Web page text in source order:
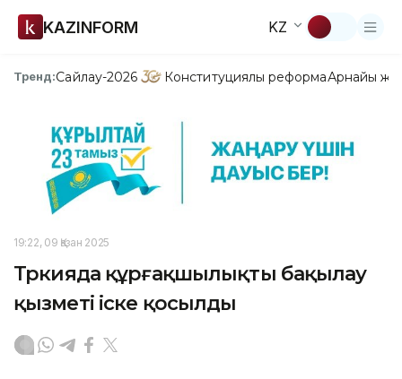
KAZINFORM KZ
Тренд:Сайлау-2026 Конституциялық реформаАрнайы
19:22, 09 Қазан 2025
Түркияда құрғақшылықты бақылау
қызметі іске қосылды